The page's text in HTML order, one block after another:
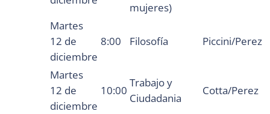
mujeres)
Martes
12 de
diciembre
8:00 Filosofía Piccini/Perez
Martes
12 de
diciembre
10:00
Trabajo y
Ciudadania
Cotta/Perez